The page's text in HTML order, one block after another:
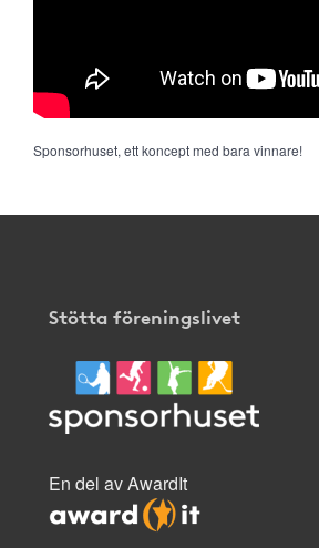
Sponsorhuset, ett koncept med bara vinnare!
Stötta föreningslivet
En del av AwardIt